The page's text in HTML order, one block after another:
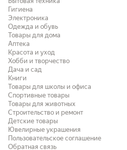
Гигиена
Электроника
Одежда и обувь
Товары для дома
Аптека
Красота и уход
Хобби и творчество
Дача и сад
Книги
Товары для школы и офиса
Спортивные товары
Товары для животных
Строительство и ремонт
Детские товары
Ювелирные украшения
Пользовательское соглашение
Обратная связь